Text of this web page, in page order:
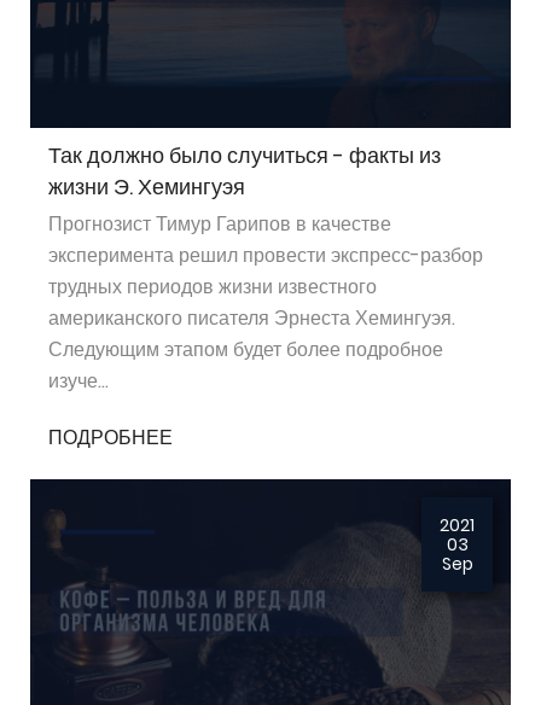
Так должно было случиться - факты из
жизни Э. Хемингуэя
Прогнозист Тимур Гарипов в качестве
эксперимента решил провести экспресс-разбор
трудных периодов жизни известного
американского писателя Эрнеста Хемингуэя.
Следующим этапом будет более подробное
изуче...
ПОДРОБНЕЕ
2021
03
Sep